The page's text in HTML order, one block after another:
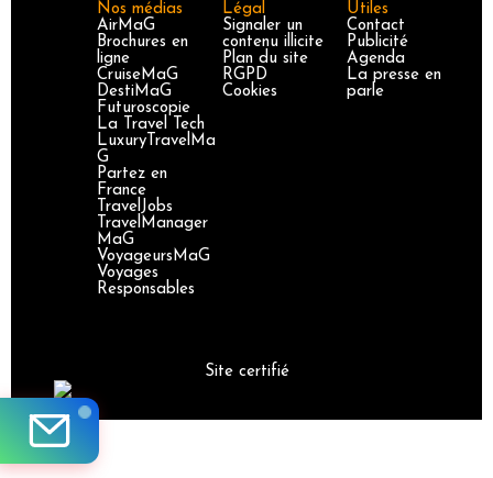
Nos médias
AirMaG
Brochures en
ligne
CruiseMaG
DestiMaG
Futuroscopie
La Travel Tech
LuxuryTravelMa
G
Partez en
France
TravelJobs
TravelManager
MaG
VoyageursMaG
Voyages
Responsables
Légal
Signaler un
contenu illicite
Plan du site
RGPD
Cookies
Utiles
Contact
Publicité
Agenda
La presse en
parle
Site certifié